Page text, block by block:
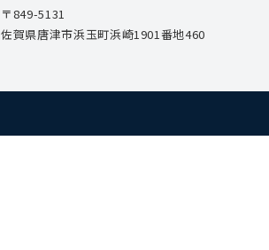
〒849-5131
佐賀県唐津市浜玉町浜崎1901番地460